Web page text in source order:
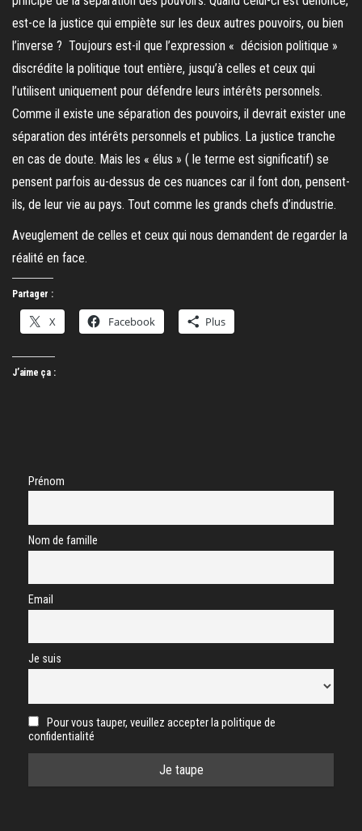
est-ce la justice qui empiète sur les deux autres pouvoirs, ou bien
l’inverse ? Toujours est-il que l’expression « décision politique »
discrédite la politique tout entière, jusqu’à celles et ceux qui
l’utilisent uniquement pour défendre leurs intérêts personnels.
Comme il existe une séparation des pouvoirs, il devrait exister une
séparation des intérêts personnels et publics. La justice tranche
en cas de doute. Mais les « élus » ( le terme est significatif) se
pensent parfois au-dessus de ces nuances car il font don, pensent-
ils, de leur vie au pays. Tout comme les grands chefs d’industrie.
Aveuglement de celles et ceux qui nous demandent de regarder la
réalité en face.
Partager :
X Facebook Plus
J’aime ça :
Prénom
Nom de famille
Email
Je suis
Pour vous tauper, veuillez accepter la politique de
confidentialité